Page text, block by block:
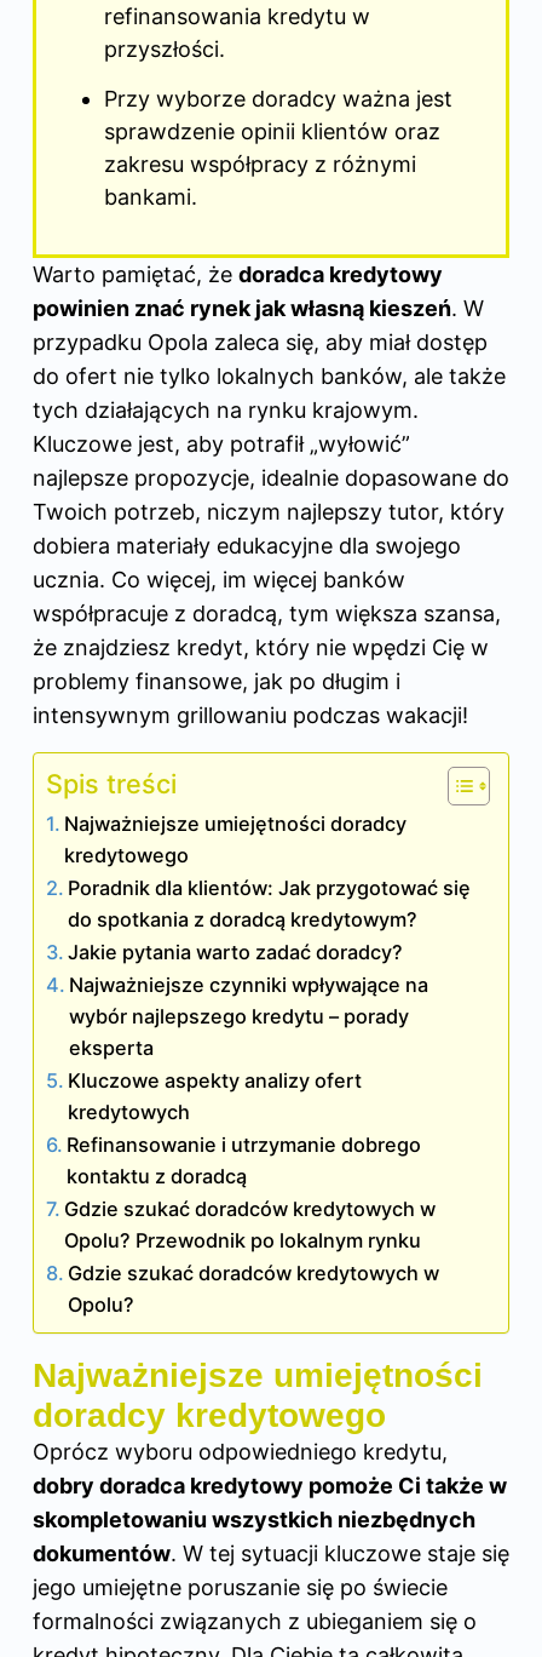
refinansowania kredytu w
przyszłości.
Przy wyborze doradcy ważna jest
sprawdzenie opinii klientów oraz
zakresu współpracy z różnymi
bankami.
Warto pamiętać, że doradca kredytowy
powinien znać rynek jak własną kieszeń. W
przypadku Opola zaleca się, aby miał dostęp
do ofert nie tylko lokalnych banków, ale także
tych działających na rynku krajowym.
Kluczowe jest, aby potrafił „wyłowić”
najlepsze propozycje, idealnie dopasowane do
Twoich potrzeb, niczym najlepszy tutor, który
dobiera materiały edukacyjne dla swojego
ucznia. Co więcej, im więcej banków
współpracuje z doradcą, tym większa szansa,
że znajdziesz kredyt, który nie wpędzi Cię w
problemy finansowe, jak po długim i
intensywnym grillowaniu podczas wakacji!
Spis treści
Najważniejsze umiejętności doradcy
kredytowego
Poradnik dla klientów: Jak przygotować się
do spotkania z doradcą kredytowym?
Jakie pytania warto zadać doradcy?
Najważniejsze czynniki wpływające na
wybór najlepszego kredytu – porady
eksperta
Kluczowe aspekty analizy ofert
kredytowych
Refinansowanie i utrzymanie dobrego
kontaktu z doradcą
Gdzie szukać doradców kredytowych w
Opolu? Przewodnik po lokalnym rynku
Gdzie szukać doradców kredytowych w
Opolu?
Najważniejsze umiejętności
doradcy kredytowego
Oprócz wyboru odpowiedniego kredytu,
dobry doradca kredytowy pomoże Ci także w
skompletowaniu wszystkich niezbędnych
dokumentów. W tej sytuacji kluczowe staje się
jego umiejętne poruszanie się po świecie
formalności związanych z ubieganiem się o